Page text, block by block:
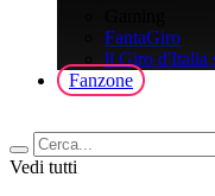
FantaGiro
ll Giro d'Italia
Fanzone
Vedi tutti